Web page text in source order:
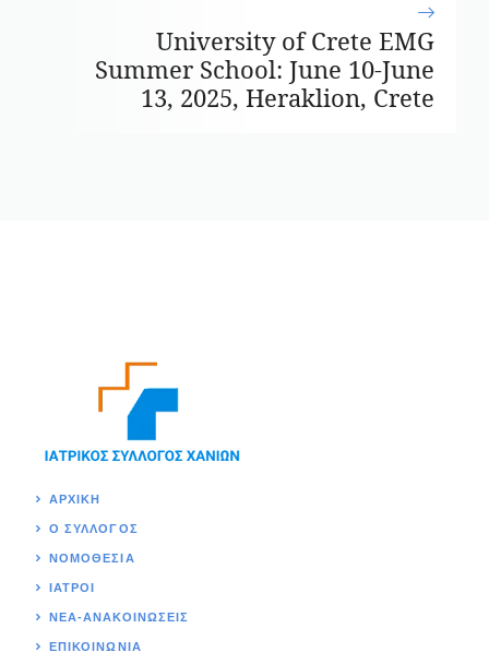
University of Crete EΜG
Summer School: June 10-June
13, 2025, Heraklion, Crete
ΑΡΧΙΚΉ
Ο ΣΥΛΛΟΓΟΣ
ΝΟΜΟΘΕΣΊΑ
ΙΑΤΡΟΙ
ΝΕΑ-ΑΝΑΚΟΙΝΩΣΕΙΣ
ΕΠΙΚΟΙΝΩΝΊΑ